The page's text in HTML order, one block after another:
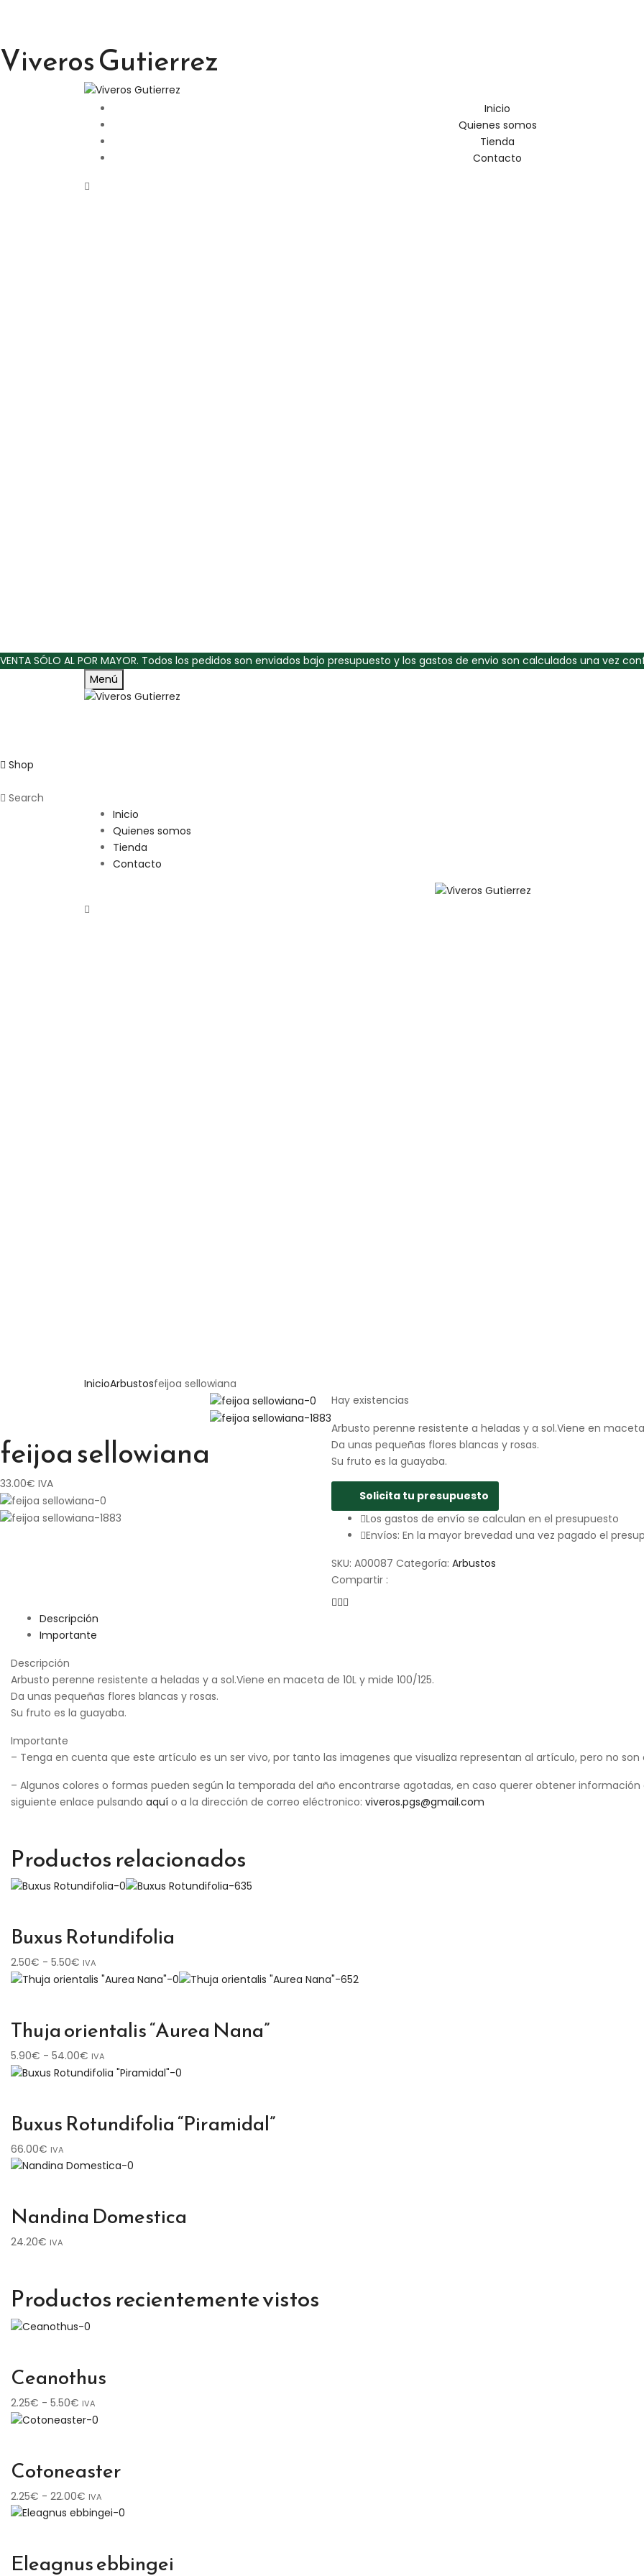
Viveros Gutierrez
Inicio
Quienes somos
Tienda
Contacto
VENTA SÓLO AL POR MAYOR. Todos los pedidos son enviados bajo presupuesto y los gastos de envio son calculados una vez
Menú
Shop
Search
Inicio
Quienes somos
Tienda
Contacto
InicioArbustosfeijoa sellowiana
feijoa sellowiana
33.00€ IVA
Hay existencias
Arbusto perenne resistente a heladas y a sol.Viene en maceta
Da unas pequeñas flores blancas y rosas.
Su fruto es la guayaba.
Solicita tu presupuesto
Los gastos de envío se calculan en el presupuesto
Envíos: En la mayor brevedad una vez pagado el
SKU: A00087 Categoría: Arbustos
Compartir :
Descripción
Importante
Descripción
Arbusto perenne resistente a heladas y a sol.Viene en maceta de 10L y mide 100/125.
Da unas pequeñas flores blancas y rosas.
Su fruto es la guayaba.
Importante
– Tenga en cuenta que este artículo es un ser vivo, por tanto las imagenes que visualiza representan al artículo, pero no
– Algunos colores o formas pueden según la temporada del año encontrarse agotadas, en caso querer obtener
siguiente enlace pulsando aquí o a la dirección de correo eléctronico: viveros.pgs@gmail.com
Productos relacionados
Buxus Rotundifolia
2.50€ - 5.50€ Rango
de
2.50€
5.50€
IVA
Thuja orientalis “Aurea Nana”
5.90€ - 54.00€ Rango
de
5.90€
IVA
Buxus Rotundifolia “Piramidal”
66.00€ IVA
Nandina Domestica
24.20€ IVA
Productos recientemente vistos
Ceanothus
2.25€ - 5.50€ Rango
de
2.25€
5.50€
IVA
Cotoneaster
2.25€ - 22.00€ Rango
de
2.25€
IVA
Eleagnus ebbingei